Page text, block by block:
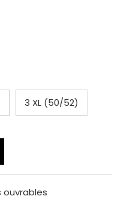
3 XL (50/52)
ouvrables